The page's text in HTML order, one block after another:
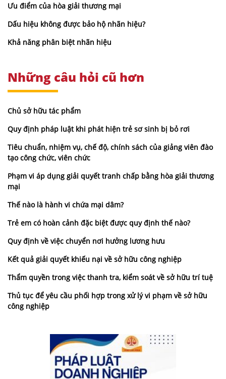
Ưu điểm của hòa giải thương mại
Dấu hiệu không được bảo hộ nhãn hiệu?
Khả năng phân biệt nhãn hiệu
Những câu hỏi cũ hơn
Chủ sở hữu tác phẩm
Quy định pháp luật khi phát hiện trẻ sơ sinh bị bỏ rơi
Tiêu chuẩn, nhiệm vụ, chế độ, chính sách của giảng viên đào
tạo công chức, viên chức
Phạm vi áp dụng giải quyết tranh chấp bằng hòa giải thương
mại
Thế nào là hành vi chứa mại dâm?
Trẻ em có hoàn cảnh đặc biệt được quy định thế nào?
Quy định về việc chuyển nơi hưởng lương hưu
Kết quả giải quyết khiếu nại về sở hữu công nghiệp
Thẩm quyền trong việc thanh tra, kiểm soát về sở hữu trí tuệ
Thủ tục để yêu cầu phối hợp trong xử lý vi phạm về sở hữu
công nghiệp